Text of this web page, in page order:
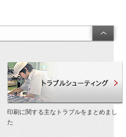
製品・技術サポート
印刷に関する主なトラブルをまとめまし
た